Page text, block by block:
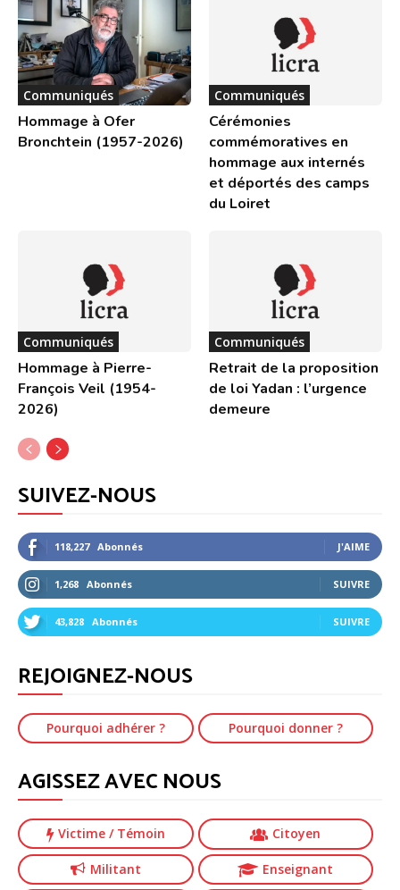
Communiqués
Hommage à Ofer
Bronchtein (1957-2026)
Communiqués
Cérémonies
commémoratives en
hommage aux internés
et déportés des camps
du Loiret
Communiqués
Hommage à Pierre-
François Veil (1954-
2026)
Communiqués
Retrait de la proposition
de loi Yadan : l’urgence
demeure
SUIVEZ-NOUS
118,227 Abonnés J'AIME
1,268 Abonnés SUIVRE
43,828 Abonnés SUIVRE
REJOIGNEZ-NOUS
Pourquoi adhérer ? Pourquoi donner ?
AGISSEZ AVEC NOUS
Victime / Témoin Citoyen
Militant Enseignant